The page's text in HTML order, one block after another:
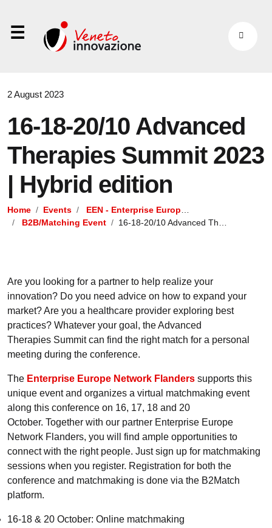
⋮
2 August 2023
16-18-20/10 Advanced
Therapies Summit 2023
| Hybrid edition
Home Events
EEN - Enterprise Europe Network
B2B/Matching Event
16-18-20/10 Advanced Therapies Summit 2023 | Hybrid edition
Are you looking for a partner to help realize your
innovation? Do you need advice on how to expand your
market? Are you a healthcare provider exploring best
practices? Whatever your goal, the Advanced
Therapies Summit can find the right match for a personal
meeting during the conference.
The Enterprise Europe Network Flanders supports this
unique event and organizes a virtual matchmaking event
along this conference on 16, 17, 18 and 20
October. Together with our partner Enterprise Europe
Network Flanders, you will find ample opportunities to
connect with the right people. Just sign up for matchmaking
sessions when you register. Registration for both the
conference and matchmaking is done via the B2Match
platform.
16-18 & 20 October: Online matchmaking